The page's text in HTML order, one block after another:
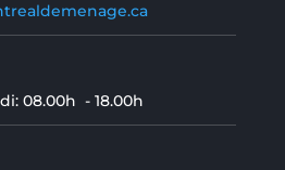
08.00h - 18.00h